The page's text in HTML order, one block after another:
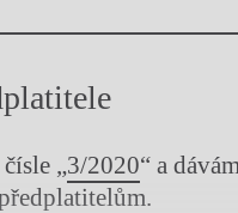
„3/2020“ a